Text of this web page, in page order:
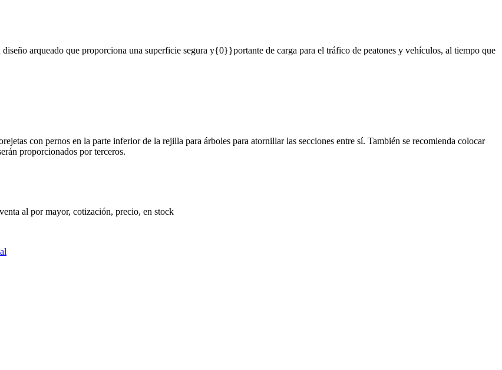
arqueado que proporciona una superficie segura y{0}}portante de carga para el tráfico de peatones y vehículos, al tiempo que
con pernos en la parte inferior de la rejilla para árboles para atornillar las secciones entre sí. También se recomienda colocar
proporcionados por terceros.
al por mayor, cotización, precio, en stock